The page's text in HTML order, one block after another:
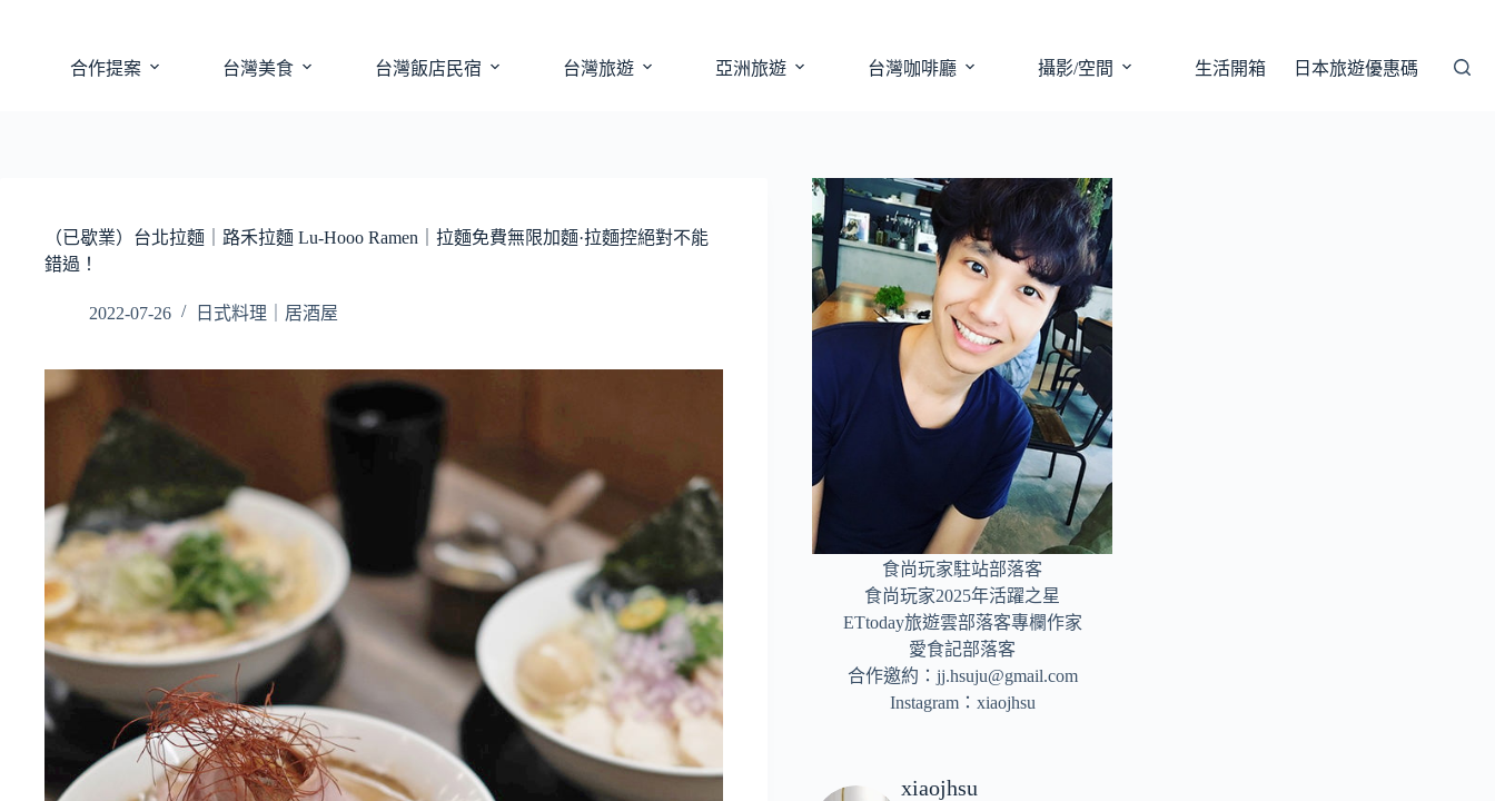
合作提案 台灣美食 台灣飯店民宿 台灣旅遊 亞洲旅遊 台灣咖啡廳 攝影/空間 生活開箱 日本旅遊優惠碼
（已歇業）台北拉麵｜路禾拉麵 Lu-Hooo Ramen｜拉麵免費無限加麵·拉麵控絕對不能
錯過！
2022-07-26 日式料理｜居酒屋
食尚玩家駐站部落客
食尚玩家2025年活躍之星
ETtoday旅遊雲部落客專欄作家
愛食記部落客
合作邀約： jj.hsuju@gmail.com
Instagram： xiaojhsu
xiaojhsu